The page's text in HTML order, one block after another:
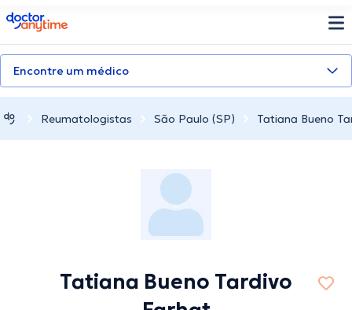
doctoranytime
Encontre um médico
Reumatologistas São Paulo (SP) Tatiana Bueno
Tatiana Bueno Tardivo